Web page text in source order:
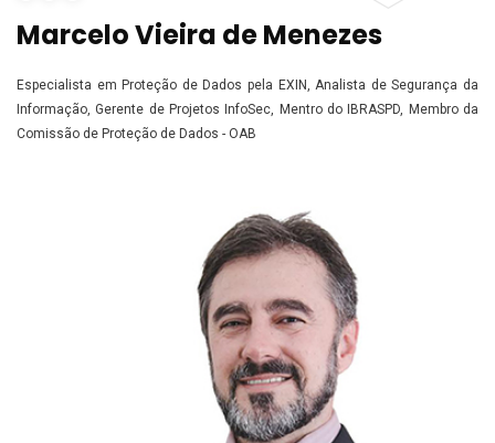
Marcelo Vieira de Menezes
Especialista em Proteção de Dados pela EXIN, Analista de Segurança da
Informação, Gerente de Projetos InfoSec, Mentro do IBRASPD, Membro da
Comissão de Proteção de Dados - OAB